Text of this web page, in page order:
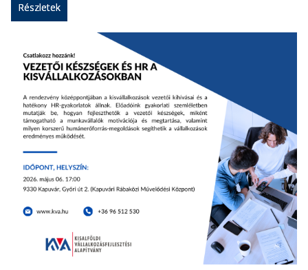
Részletek